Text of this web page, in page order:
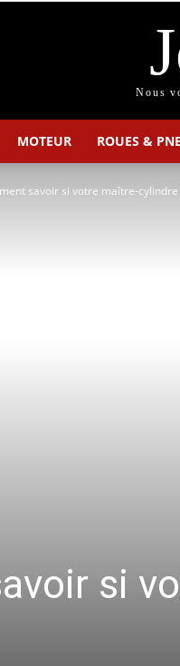
Nous
MOTEUR ROUES &
savoir si votre maître-
si